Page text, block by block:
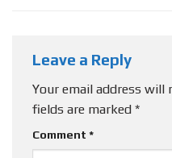
Leave a Reply
Your email address will
fields are marked *
Comment *